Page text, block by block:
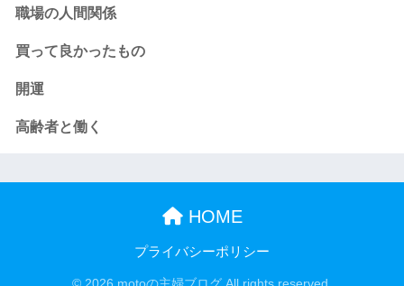
職場の人間関係
買って良かったもの
開運
高齢者と働く
HOME
プライバシーポリシー